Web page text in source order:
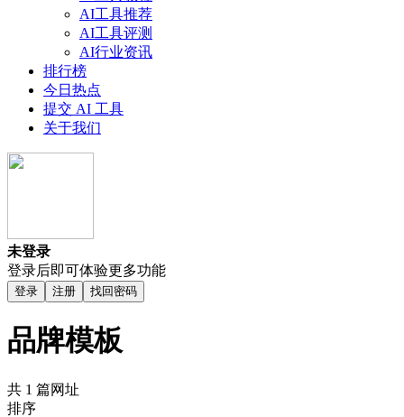
AI工具推荐
AI工具评测
AI行业资讯
排行榜
今日热点
提交 AI 工具
关于我们
未登录
登录后即可体验更多功能
登录 注册 找回密码
品牌模板
共 1 篇网址
排序